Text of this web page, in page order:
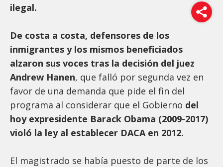
ilegal.
De costa a costa, defensores de los
inmigrantes y los mismos beneficiados
alzaron sus voces tras la decisión del juez
Andrew Hanen, que falló por segunda vez en
favor de una demanda que pide el fin del
programa al considerar que el Gobierno del
hoy expresidente Barack Obama (2009-2017)
violó la ley al establecer DACA en 2012.
El magistrado se había puesto de parte de los